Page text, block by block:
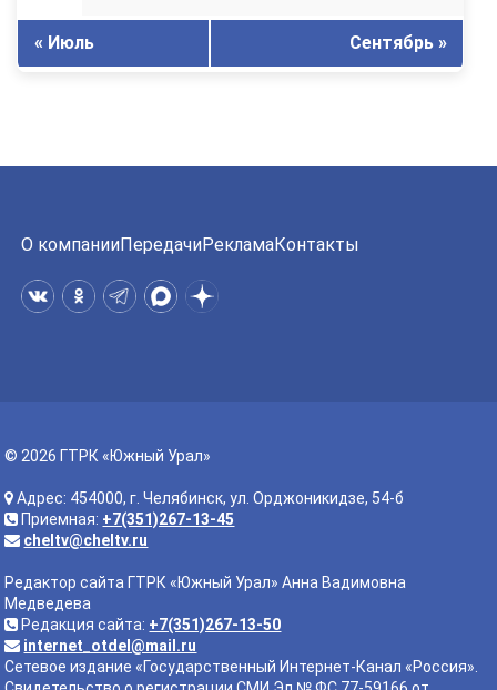
« Июль Сентябрь »
О компанииПередачиРекламаКонтакты
© 2026 ГТРК «Южный Урал»
Адрес: 454000, г. Челябинск, ул. Орджоникидзе, 54-б
Приемная: +7(351)267-13-45
cheltv@cheltv.ru
Редактор сайта ГТРК «Южный Урал» Анна Вадимовна
Медведева
Редакция сайта: +7(351)267-13-50
internet_otdel@mail.ru
Сетевое издание «Государственный Интернет-Канал «Россия».